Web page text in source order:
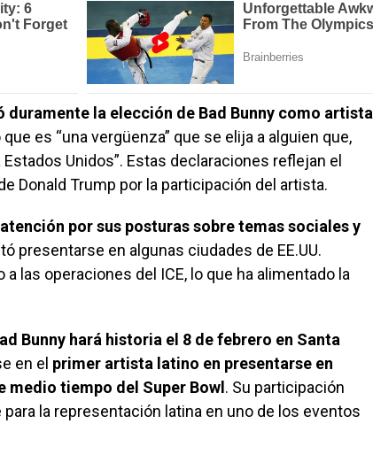
la elección de Bad Bunny como artista
que es “una vergüenza” que se elija a alguien que,
Unidos”. Estas declaraciones reflejan el
Donald Trump por la participación del artista.
por sus posturas sobre temas sociales y
presentarse en algunas ciudades de EE.UU.
las operaciones del ICE, lo que ha alimentado la
Bunny hará historia el 8 de febrero en Santa
en el primer artista latino en presentarse en
medio tiempo del Super Bowl. Su participación
la representación latina en uno de los eventos